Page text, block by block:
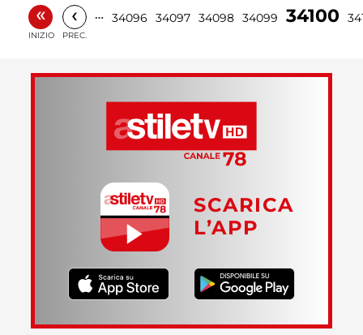
«
INIZIO
‹
PREC.
… 34096 34097 34098 34099 34100
SCARICA
L’APP